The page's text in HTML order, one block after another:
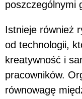
poszczególnymi
Istnieje również
od technologii,
kreatywność i
pracowników.
równowagę